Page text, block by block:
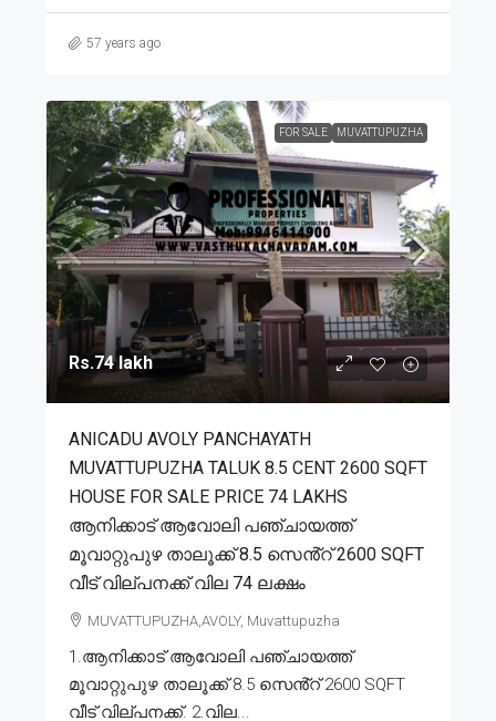
57 years ago
FOR SALE MUVATTUPUZHA
Rs.74 lakh
ANICADU AVOLY PANCHAYATH
MUVATTUPUZHA TALUK 8.5 CENT 2600 SQFT
HOUSE FOR SALE PRICE 74 LAKHS
ആനിക്കാട് ആവോലി പഞ്ചായത്ത്
മൂവാറ്റുപുഴ താലൂക്ക് 8.5 സെൻ്റ് 2600 SQFT
വീട് വില്പനക്ക് വില 74 ലക്ഷം
MUVATTUPUZHA,AVOLY, Muvattupuzha
1.ആനിക്കാട് ആവോലി പഞ്ചായത്ത്
മൂവാറ്റുപുഴ താലൂക്ക് 8.5 സെൻ്റ് 2600 SQFT
വീട് വില്പനക്ക്. 2.വില...